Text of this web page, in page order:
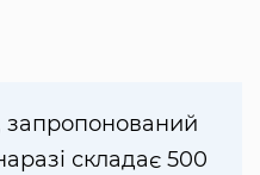
запропонований
складає 500